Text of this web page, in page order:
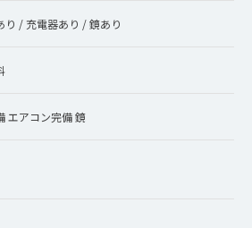
り / 充電器あり / 鏡あり
エアコン完備 鏡